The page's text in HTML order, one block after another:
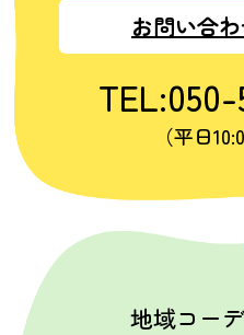
お問い合
（平日
地域コー